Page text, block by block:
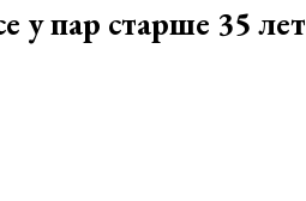
у пар старше 35 лет